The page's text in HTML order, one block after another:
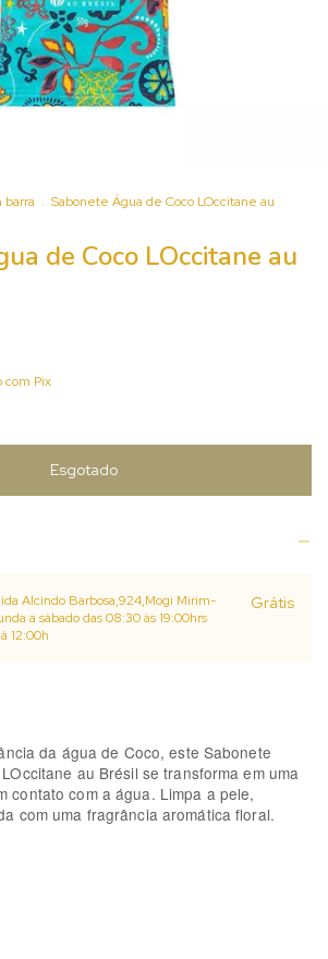
barra . Sabonete Água de Coco LOccitane au
de Coco LOccitane au
com Pix
Alcindo Barbosa,924,Mogi Mirim-
a sábado das 08:30 às 19:00hrs
12:00h
Grátis
da água de Coco, este Sabonete
au Brésil se transforma em uma
contato com a água. Limpa a pele,
com uma fragrância aromática floral.